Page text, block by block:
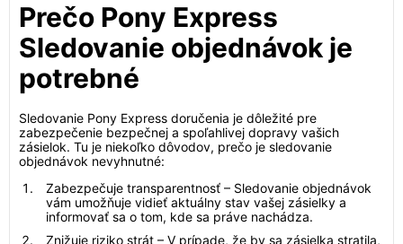
Prečo Pony Express
Sledovanie objednávok je
potrebné
Sledovanie Pony Express doručenia je dôležité pre
zabezpečenie bezpečnej a spoľahlivej dopravy vašich
zásielok. Tu je niekoľko dôvodov, prečo je sledovanie
objednávok nevyhnutné:
Zabezpečuje transparentnosť – Sledovanie objednávok
vám umožňuje vidieť aktuálny stav vašej zásielky a
informovať sa o tom, kde sa práve nachádza.
Znižuje riziko strát – V prípade, že by sa zásielka stratila,